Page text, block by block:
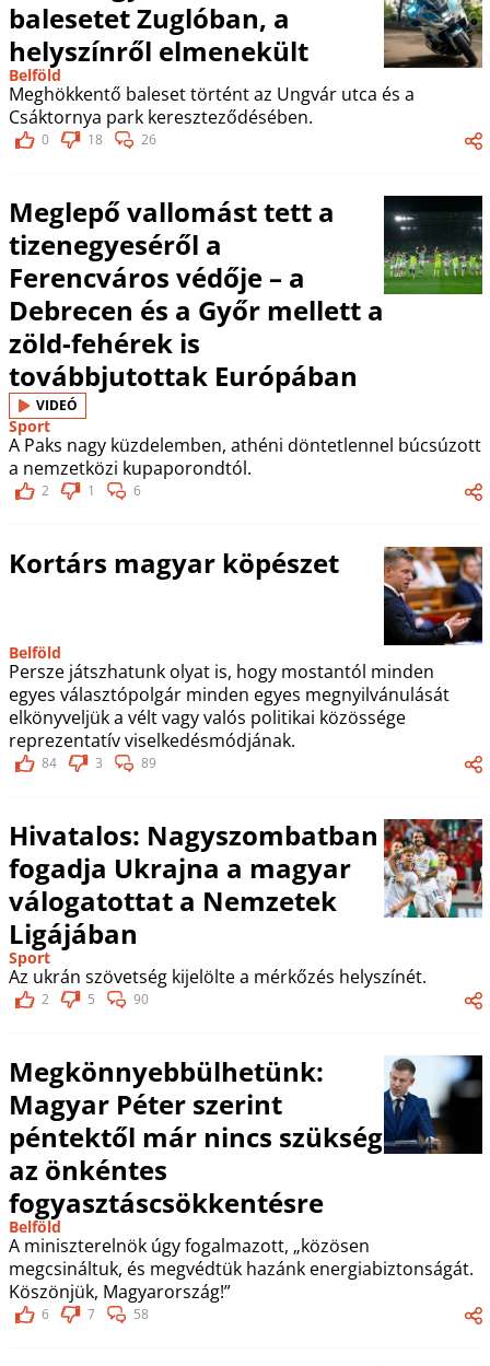
balesetet Zuglóban, a
helyszínről elmenekült
Belföld
Meghökkentő baleset történt az Ungvár utca és a
Csáktornya park kereszteződésében.
0 18 26
Meglepő vallomást tett a
tizenegyeséről a
Ferencváros védője – a
Debrecen és a Győr mellett a
zöld-fehérek is
továbbjutottak Európában
VIDEÓ
Sport
A Paks nagy küzdelemben, athéni döntetlennel búcsúzott
a nemzetközi kupaporondtól.
2 1 6
Kortárs magyar köpészet
Belföld
Persze játszhatunk olyat is, hogy mostantól minden
egyes választópolgár minden egyes megnyilvánulását
elkönyveljük a vélt vagy valós politikai közössége
reprezentatív viselkedésmódjának.
84 3 89
Hivatalos: Nagyszombatban
fogadja Ukrajna a magyar
válogatottat a Nemzetek
Ligájában
Sport
Az ukrán szövetség kijelölte a mérkőzés helyszínét.
2 5 90
Megkönnyebbülhetünk:
Magyar Péter szerint
péntektől már nincs szükség
az önkéntes
fogyasztáscsökkentésre
Belföld
A miniszterelnök úgy fogalmazott, „közösen
megcsináltuk, és megvédtük hazánk energiabiztonságát.
Köszönjük, Magyarország!”
6 7 58